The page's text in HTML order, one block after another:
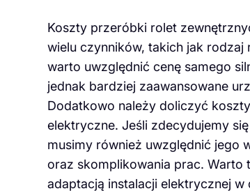
Koszty przeróbki rolet
wielu czynników, takich jak
warto uwzględnić cenę samego
jednak bardziej zaawansowane
Dodatkowo należy doliczyć
elektryczne. Jeśli zdecydujemy
musimy również uwzględnić jego
oraz skomplikowania prac. Warto
adaptacją instalacji elektrycznej w